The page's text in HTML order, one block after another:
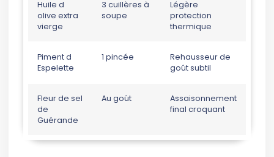
Huile d
olive extra
vierge
3 cuillères à
soupe
Légère
protection
thermique
Piment d
Espelette
1 pincée
Rehausseur de
goût subtil
Fleur de sel
de
Guérande
Au goût
Assaisonnement
final croquant